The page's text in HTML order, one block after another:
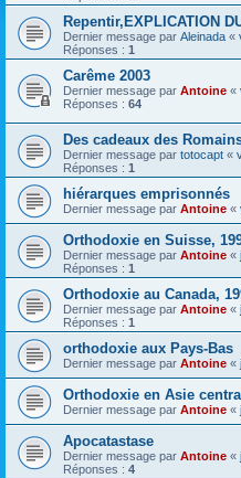
Repentir,EXPLICATION
Dernier message par Aleinada «
Réponses : 1
Carême 2003
Dernier message par Antoine «
Réponses : 64
Des cadeaux des
Dernier message par totocapt «
Réponses : 1
hiérarques emprisonnés
Dernier message par Antoine «
Orthodoxie en Suisse,
Dernier message par Antoine «
Réponses : 1
Orthodoxie au Canada,
Dernier message par Antoine «
Réponses : 1
orthodoxie aux Pays-Bas
Dernier message par Antoine «
Orthodoxie en Asie
Dernier message par Antoine «
Apocatastase
Dernier message par Antoine «
Réponses : 4